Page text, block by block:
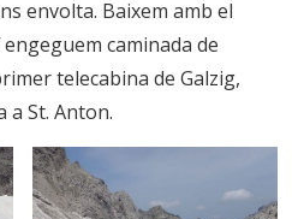
envolta. Baixem amb el
caminada de
telecabina de Galzig,
a St. Anton.